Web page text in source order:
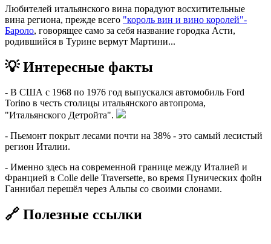
Любителей итальянского вина порадуют восхитительные
вина региона, прежде всего "король вин и вино королей"-
Бароло, говорящее само за себя название городка Асти,
родившийся в Турине вермут Мартини...
💡 Интересные факты
- В США с 1968 по 1976 год выпускался автомобиль Ford
Torino в честь столицы итальянского автопрома,
"Итальянского Детройта".
- Пьемонт покрыт лесами почти на 38% - это самый лесистый
регион Италии.
- Именно здесь на современной границе между Италией и
Францией в Colle delle Traversette, во время Пунических фойн
Ганнибал перешёл через Альпы со своими слонами.
🔗 Полезные ссылки